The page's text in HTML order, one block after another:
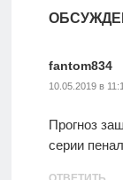
fantom834
10.05.2019 в
Прогноз
серии